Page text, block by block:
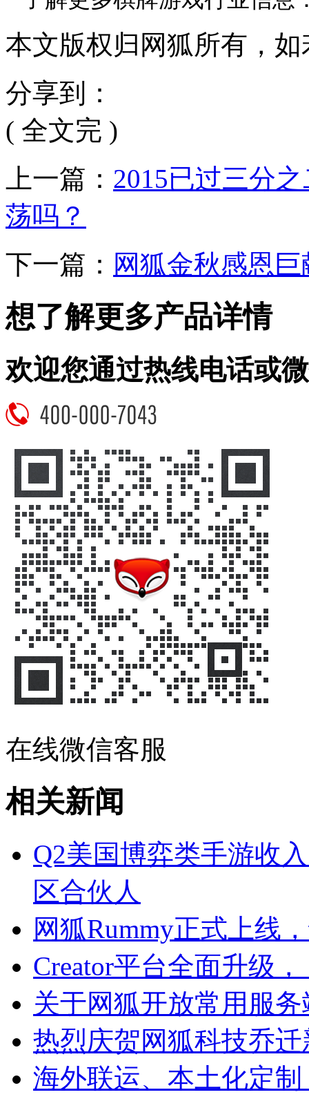
本文版权归网狐所有，
分享到：
( 全文完 )
上一篇： 2015已过三分
荡吗？
下一篇： 网狐金秋感恩
想了解更多产品详情
欢迎您通过热线电话或
在线微信客服
相关新闻
Q2美国博弈类手游收
区合伙人
网狐Rummy正式上线
Creator平台全面升级
关于网狐开放常用服
热烈庆贺网狐科技乔迁
海外联运、本土化定